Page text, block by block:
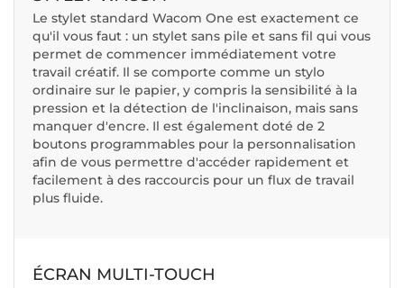
Le stylet standard Wacom One est exactement ce
qu'il vous faut : un stylet sans pile et sans fil qui vous
permet de commencer immédiatement votre
travail créatif. Il se comporte comme un stylo
ordinaire sur le papier, y compris la sensibilité à la
pression et la détection de l'inclinaison, mais sans
manquer d'encre. Il est également doté de 2
boutons programmables pour la personnalisation
afin de vous permettre d'accéder rapidement et
facilement à des raccourcis pour un flux de travail
plus fluide.
ÉCRAN MULTI-TOUCH